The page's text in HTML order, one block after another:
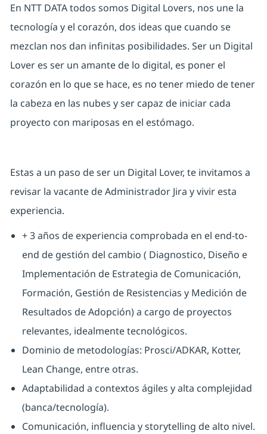
En NTT DATA todos somos Digital Lovers, nos une la
tecnología y el corazón, dos ideas que cuando se
mezclan nos dan infinitas posibilidades. Ser un Digital
Lover es ser un amante de lo digital, es poner el
corazón en lo que se hace, es no tener miedo de tener
la cabeza en las nubes y ser capaz de iniciar cada
proyecto con mariposas en el estómago.
Estas a un paso de ser un Digital Lover, te invitamos a
revisar la vacante de Administrador Jira y vivir esta
experiencia.
+ 3 años de experiencia comprobada en el end-to-
end de gestión del cambio ( Diagnostico, Diseño e
Implementación de Estrategia de Comunicación,
Formación, Gestión de Resistencias y Medición de
Resultados de Adopción) a cargo de proyectos
relevantes, idealmente tecnológicos.
Dominio de metodologías: Prosci/ADKAR, Kotter,
Lean Change, entre otras.
Adaptabilidad a contextos ágiles y alta complejidad
(banca/tecnología).
Comunicación, influencia y storytelling de alto nivel.